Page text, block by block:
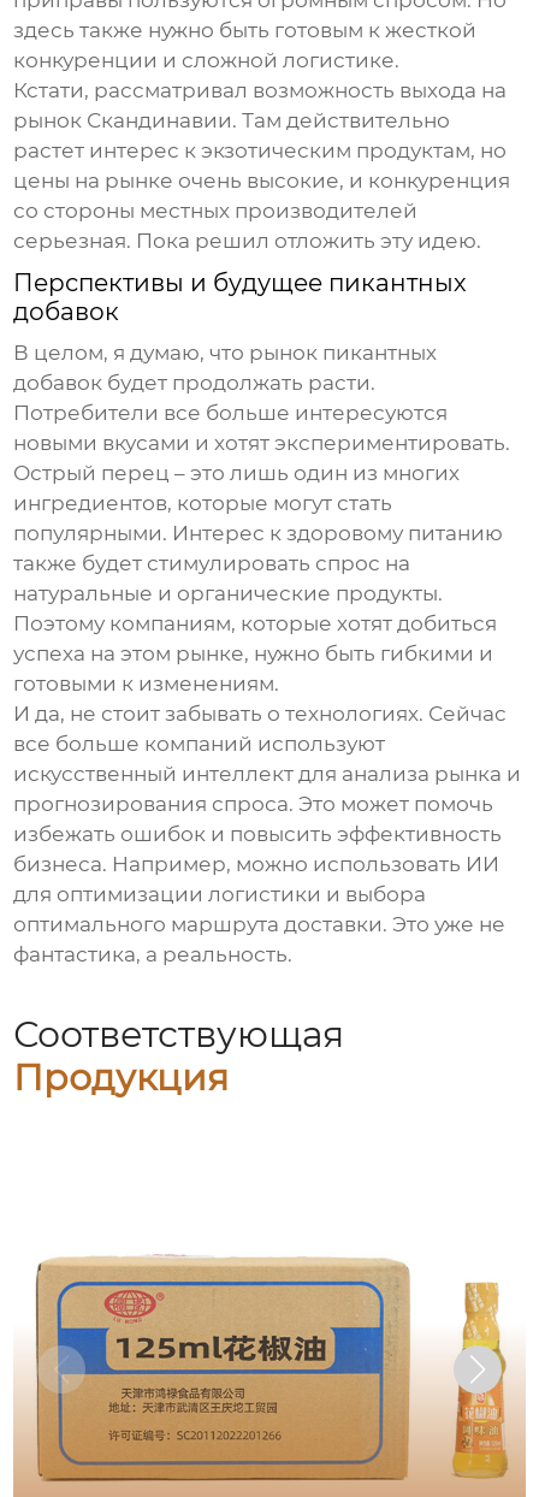
здесь также нужно быть готовым к жесткой
конкуренции и сложной логистике.
Кстати, рассматривал возможность выхода на
рынок Скандинавии. Там действительно
растет интерес к экзотическим продуктам, но
цены на рынке очень высокие, и конкуренция
со стороны местных производителей
серьезная. Пока решил отложить эту идею.
Перспективы и будущее пикантных
добавок
В целом, я думаю, что рынок пикантных
добавок будет продолжать расти.
Потребители все больше интересуются
новыми вкусами и хотят экспериментировать.
Острый перец – это лишь один из многих
ингредиентов, которые могут стать
популярными. Интерес к здоровому питанию
также будет стимулировать спрос на
натуральные и органические продукты.
Поэтому компаниям, которые хотят добиться
успеха на этом рынке, нужно быть гибкими и
готовыми к изменениям.
И да, не стоит забывать о технологиях. Сейчас
все больше компаний используют
искусственный интеллект для анализа рынка и
прогнозирования спроса. Это может помочь
избежать ошибок и повысить эффективность
бизнеса. Например, можно использовать ИИ
для оптимизации логистики и выбора
оптимального маршрута доставки. Это уже не
фантастика, а реальность.
Соответствующая
Продукция